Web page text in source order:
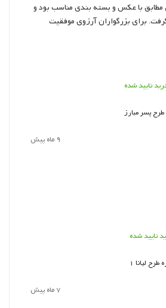
مطابق با عکس و بسته بندی مناسب بود و
برای بزرگواران آرزوی موفقیت
تایید شده
پسر مبارز
9 ماه پیش
تایید شده
لیانا 1
7 ماه پیش